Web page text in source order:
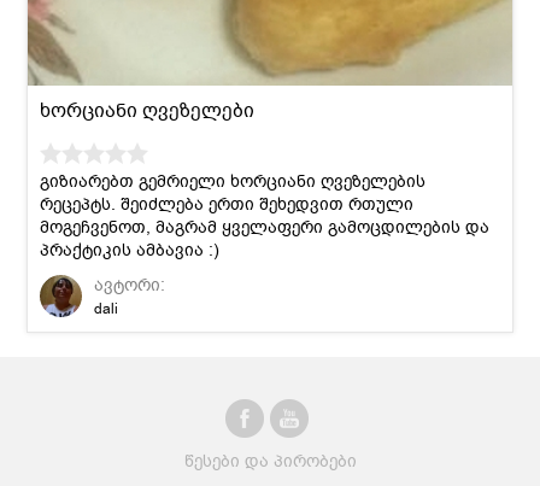
ხორციანი ღვეზელები
გიზიარებთ გემრიელი ხორციანი ღვეზელების
რეცეპტს. შეიძლება ერთი შეხედვით რთული
მოგეჩვენოთ, მაგრამ ყველაფერი გამოცდილების და
პრაქტიკის ამბავია :)
ავტორი:
dali
წესები და პირობები